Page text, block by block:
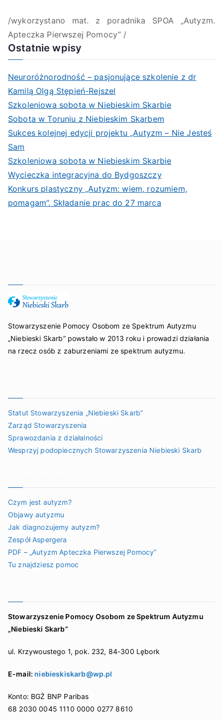
/wykorzystano mat. z poradnika SPOA „Autyzm.
Apteczka Pierwszej Pomocy” /
Ostatnie wpisy
Neuroróżnorodność – pasjonujące szkolenie z dr
Kamilą Olgą Stępień-Rejszel
Szkoleniowa sobota w Niebieskim Skarbie
Sobota w Toruniu z Niebieskim Skarbem
Sukces kolejnej edycji projektu „Autyzm – Nie Jesteś
Sam
Szkoleniowa sobota w Niebieskim Skarbie
Wycieczka integracyjna do Bydgoszczy
Konkurs plastyczny „Autyzm: wiem, rozumiem,
pomagam”. Składanie prac do 27 marca
Stowarzyszenie Pomocy Osobom ze Spektrum Autyzmu
„Niebieski Skarb” powstało w 2013 roku i prowadzi działania
na rzecz osób z zaburzeniami ze spektrum autyzmu.
Statut Stowarzyszenia „Niebieski Skarb”
Zarząd Stowarzyszenia
Sprawozdania z działalności
Wesprzyj podopiecznych Stowarzyszenia Niebieski Skarb
Czym jest autyzm?
Objawy autyzmu
Jak diagnozujemy autyzm?
Zespół Aspergera
PDF – „Autyzm Apteczka Pierwszej Pomocy”
Tu znajdziesz pomoc
Stowarzyszenie Pomocy Osobom ze Spektrum Autyzmu
„Niebieski Skarb”
ul. Krzywoustego 1, pok. 232, 84-300 Lębork
E-mail: niebieskiskarb@wp.pl
Konto: BGŻ BNP Paribas
68 2030 0045 1110 0000 0277 8610